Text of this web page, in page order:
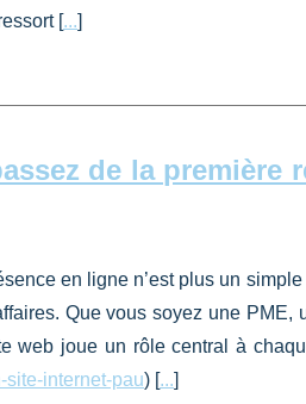
[...]
de la première
en ligne n’est plus un simple
Que vous soyez une PME,
web joue un rôle central à
site-internet-pau) [...]